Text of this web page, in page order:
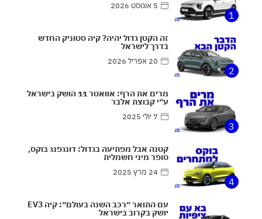
1
5 אוגוסט 2026
2
זה הקטן גדול יהיה? קיה סטוניק החדש
בדרך לישראל
20 אפריל 2026
3
מרים את הרף: אוואטר 11 הושק בישראל
ע״י קבוצת אלבר
7 יולי 2025
4
קטנה אבל מפתיעה בגדול: דונגפנג בוקס,
סופר מיני חשמלית
24 מרץ 2025
עם התואר ״רכב השנה בעולם״: קיה EV3
יושק בקרוב בישראל